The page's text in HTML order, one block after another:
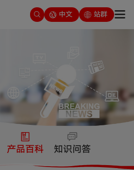
中文 站群
产品百科 知识问答